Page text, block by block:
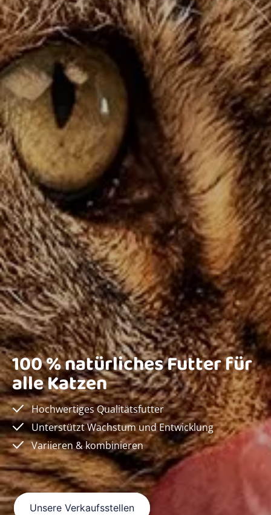
100 % natürliches Futter für
alle Katzen
Hochwertiges Qualitätsfutter
Unterstützt Wachstum und Entwicklung
Variieren & kombinieren
Unsere Verkaufsstellen